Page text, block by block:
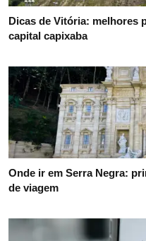
Dicas de Vitória: melhores
capital capixaba
Onde ir em Serra Negra:
de viagem